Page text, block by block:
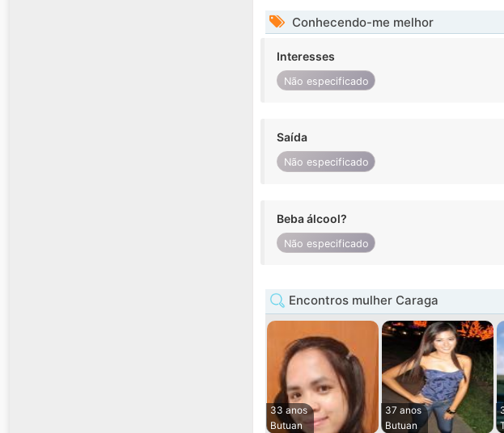
Conhecendo-me melhor
Interesses
Não especificado
Saída
Não especificado
Beba álcool?
Não especificado
Encontros mulher Caraga
33 anos
Butuan
37 anos
Butuan